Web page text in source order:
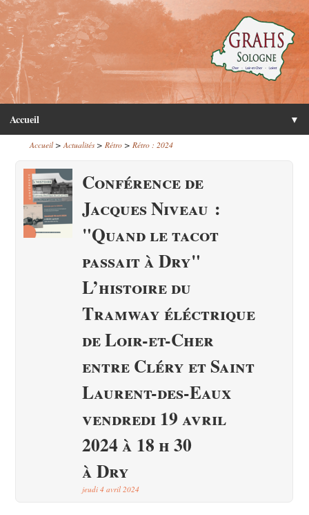
Accueil ▼
Accueil> Actualités> Rétro> Rétro : 2024
Conférence de
Jacques Niveau :
"Quand le tacot
passait à Dry"
L’histoire du
Tramway éléctrique
de Loir-et-Cher
entre Cléry et Saint
Laurent-des-Eaux
vendredi 19 avril
2024 à 18 h 30
à Dry
jeudi 4 avril 2024